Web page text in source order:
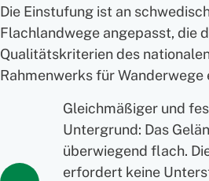
Die Einstufung ist an
Flachlandwege angepasst, die
Qualitätskriterien des
Rahmenwerks für Wanderwege
Gleichmäßiger und
Untergrund: Das
überwiegend flach.
erfordert keine